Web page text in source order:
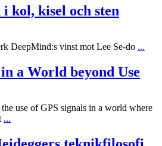
kol, kisel och sten
DeepMind:s vinst mot Lee Se-do ...
a World beyond Use
use of GPS signals in a world where
...